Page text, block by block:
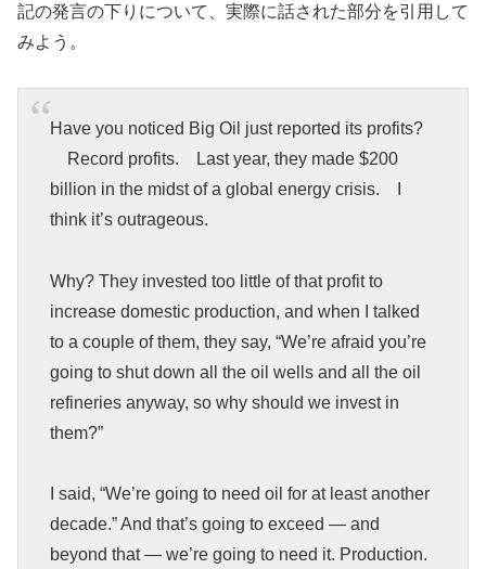
記の発言の下りについて、実際に話された部分を引用して
みよう。
Have you noticed Big Oil just reported its profits?
Record profits. Last year, they made $200
billion in the midst of a global energy crisis. I
think it’s outrageous.
Why? They invested too little of that profit to
increase domestic production, and when I talked
to a couple of them, they say, “We’re afraid you’re
going to shut down all the oil wells and all the oil
refineries anyway, so why should we invest in
them?”
I said, “We’re going to need oil for at least another
decade.” And that’s going to exceed — and
beyond that — we’re going to need it. Production.